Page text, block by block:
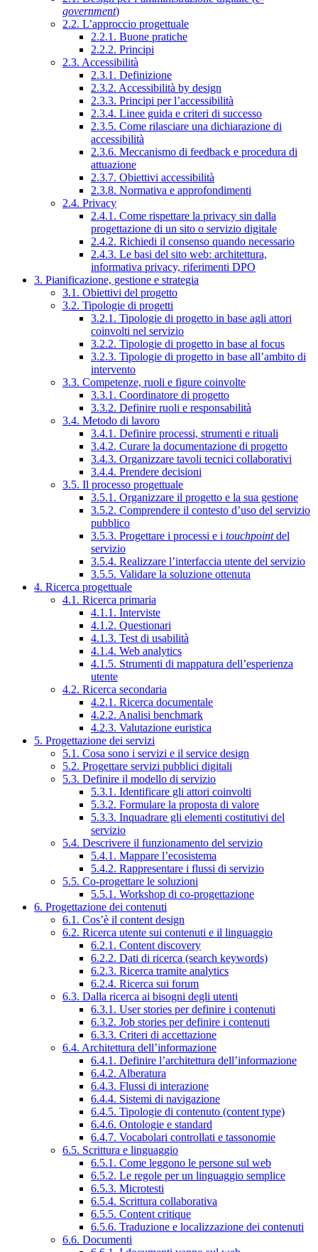
government)
2.2. L’approccio progettuale
2.2.1. Buone pratiche
2.2.2. Principi
2.3. Accessibilità
2.3.1. Definizione
2.3.2. Accessibilità by design
2.3.3. Principi per l’accessibilità
2.3.4. Linee guida e criteri di successo
2.3.5. Come rilasciare una dichiarazione di
accessibilità
2.3.6. Meccanismo di feedback e procedura di
attuazione
2.3.7. Obiettivi accessibilità
2.3.8. Normativa e approfondimenti
2.4. Privacy
2.4.1. Come rispettare la privacy sin dalla
progettazione di un sito o servizio digitale
2.4.2. Richiedi il consenso quando necessario
2.4.3. Le basi del sito web: architettura,
informativa privacy, riferimenti DPO
3. Pianificazione, gestione e strategia
3.1. Obiettivi del progetto
3.2. Tipologie di progetti
3.2.1. Tipologie di progetto in base agli attori
coinvolti nel servizio
3.2.2. Tipologie di progetto in base al focus
3.2.3. Tipologie di progetto in base all’ambito di
intervento
3.3. Competenze, ruoli e figure coinvolte
3.3.1. Coordinatore di progetto
3.3.2. Definire ruoli e responsabilità
3.4. Metodo di lavoro
3.4.1. Definire processi, strumenti e rituali
3.4.2. Curare la documentazione di progetto
3.4.3. Organizzare tavoli tecnici collaborativi
3.4.4. Prendere decisioni
3.5. Il processo progettuale
3.5.1. Organizzare il progetto e la sua gestione
3.5.2. Comprendere il contesto d’uso del servizio
pubblico
3.5.3. Progettare i processi e i touchpointdel
servizio
3.5.4. Realizzare l’interfaccia utente del servizio
3.5.5. Validare la soluzione ottenuta
4. Ricerca progettuale
4.1. Ricerca primaria
4.1.1. Interviste
4.1.2. Questionari
4.1.3. Test di usabilità
4.1.4. Web analytics
4.1.5. Strumenti di mappatura dell’esperienza
utente
4.2. Ricerca secondaria
4.2.1. Ricerca documentale
4.2.2. Analisi benchmark
4.2.3. Valutazione euristica
5. Progettazione dei servizi
5.1. Cosa sono i servizi e il service design
5.2. Progettare servizi pubblici digitali
5.3. Definire il modello di servizio
5.3.1. Identificare gli attori coinvolti
5.3.2. Formulare la proposta di valore
5.3.3. Inquadrare gli elementi costitutivi del
servizio
5.4. Descrivere il funzionamento del servizio
5.4.1. Mappare l’ecosistema
5.4.2. Rappresentare i flussi di servizio
5.5. Co-progettare le soluzioni
5.5.1. Workshop di co-progettazione
6. Progettazione dei contenuti
6.1. Cos’è il content design
6.2. Ricerca utente sui contenuti e il linguaggio
6.2.1. Content discovery
6.2.2. Dati di ricerca (search keywords)
6.2.3. Ricerca tramite analytics
6.2.4. Ricerca sui forum
6.3. Dalla ricerca ai bisogni degli utenti
6.3.1. User stories per definire i contenuti
6.3.2. Job stories per definire i contenuti
6.3.3. Criteri di accettazione
6.4. Architettura dell’informazione
6.4.1. Definire l’architettura dell’informazione
6.4.2. Alberatura
6.4.3. Flussi di interazione
6.4.4. Sistemi di navigazione
6.4.5. Tipologie di contenuto (content type)
6.4.6. Ontologie e standard
6.4.7. Vocabolari controllati e tassonomie
6.5. Scrittura e linguaggio
6.5.1. Come leggono le persone sul web
6.5.2. Le regole per un linguaggio semplice
6.5.3. Microtesti
6.5.4. Scrittura collaborativa
6.5.5. Content critique
6.5.6. Traduzione e localizzazione dei contenuti
6.6. Documenti